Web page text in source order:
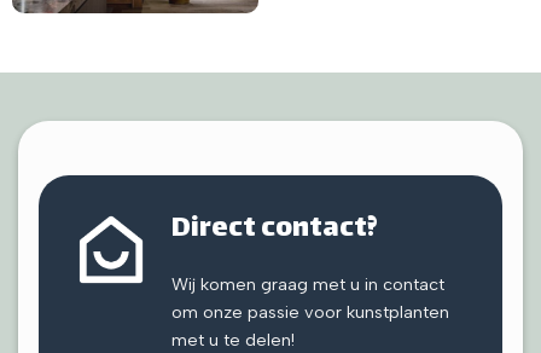
Direct contact?
Wij komen graag met u in contact
om onze passie voor kunstplanten
met u te delen!